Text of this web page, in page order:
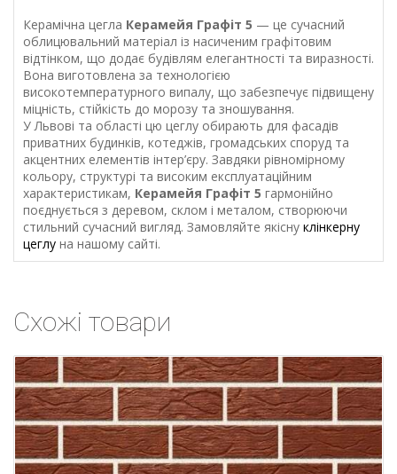
Керамічна цегла Керамейя Графіт 5 — це сучасний
облицювальний матеріал із насиченим графітовим
відтінком, що додає будівлям елегантності та виразності.
Вона виготовлена за технологією
високотемпературного випалу, що забезпечує підвищену
міцність, стійкість до морозу та зношування.
У Львові та області цю цеглу обирають для фасадів
приватних будинків, котеджів, громадських споруд та
акцентних елементів інтер’єру. Завдяки рівномірному
кольору, структурі та високим експлуатаційним
характеристикам, Керамейя Графіт 5 гармонійно
поєднується з деревом, склом і металом, створюючи
стильний сучасний вигляд. Замовляйте якісну клінкерну
цеглу на нашому сайті.
Схожі товари